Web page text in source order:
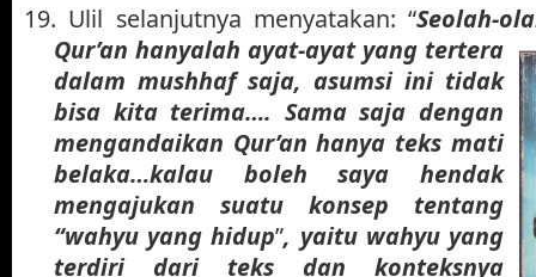
19. Ulil selanjutnya menyatakan: “Seolah-
Qur’an hanyalah ayat-ayat yang tertera
dalam mushhaf saja, asumsi ini tidak
bisa kita terima…. Sama saja dengan
mengandaikan Qur’an hanya teks mati
belaka…kalau boleh saya hendak
mengajukan suatu konsep tentang
“wahyu yang hidup”, yaitu wahyu yang
terdiri dari teks dan konteksnya